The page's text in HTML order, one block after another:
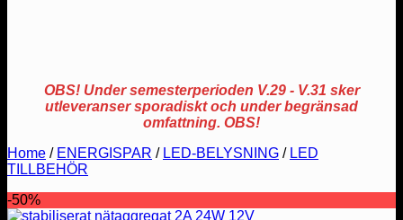
OBS! Under semesterperioden V.29 - V.31 sker
utleveranser sporadiskt och under begränsad
omfattning. OBS!
Home / ENERGISPAR / LED-BELYSNING / LED
TILLBEHÖR
-50%